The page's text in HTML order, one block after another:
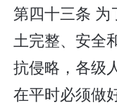
第四十三条 为
土完整、安全
抗侵略，各级
在平时必须做